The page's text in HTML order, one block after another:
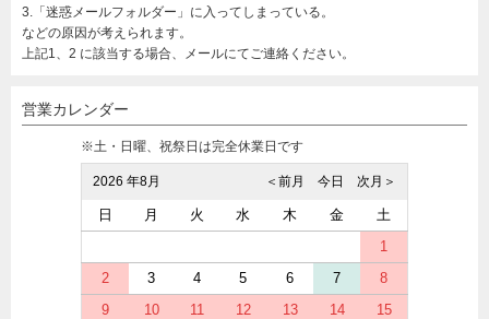
3.「迷惑メールフォルダー」に入ってしまっている。
などの原因が考えられます。
上記1、2 に該当する場合、メールにてご連絡ください。
営業カレンダー
※土・日曜、祝祭日は完全休業日です
2026 年8月 次月＞
今日
＜前月
日 月 火 水 木 金
土
1
2
3 4 5 6 7
8
9
10 11 12 13 14 15